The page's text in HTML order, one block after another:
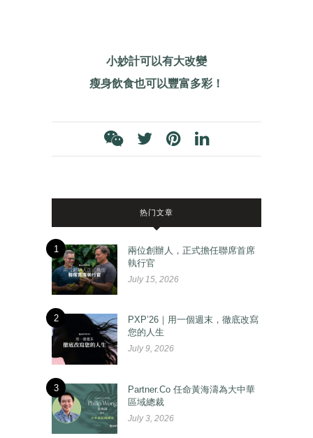
小妙計可以有大改變
瘦身飲食也可以豐富多彩！
热门文章
1
兩位創辦人，正式擔任聯席首席
執行官
July 15, 2026
2
PXP’26｜用一個週末，徹底改寫
您的人生
July 9, 2026
3
Partner.Co 任命黃海濤為大中華
區域總裁
July 3, 2026